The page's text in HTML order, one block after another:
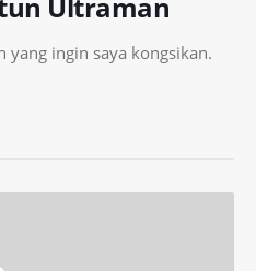
Ultraman
yang ingin saya kongsikan.